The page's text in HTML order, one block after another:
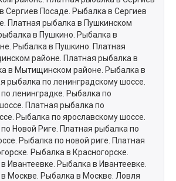
Сергиев Посаде. Рыбалка в Сергиев
Платная рыбалка в Пушкинском
в Пушкино. Рыбалка в
Рыбалка в Пушкино. Платная
районе. Платная рыбалка в
в Мытищинском районе. Рыбалка в
рыбалка по ленинградскому шоссе.
ленинградке. Рыбалка по
Платная рыбалка по
Рыбалка по ярославскому шоссе.
Новой Риге. Платная рыбалка по
Рыбалка по новой риге. Платная
Рыбалка в Красногорске.
Ивантеевке. Рыбалка в Ивантеевке.
Москве. Рыбалка в Москве. Ловля